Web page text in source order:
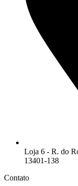
Loja 6 - R. do
13401-138
Contato